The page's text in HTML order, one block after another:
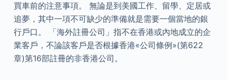
買車前的注意事項。 無論是到美國工作、留學、定居或
追夢，其中一項不可缺少的準備就是需要一個當地的銀
行戶口。 「海外註冊公司」指不在香港或內地成立的企
業客戶，不論該客戶是否根據香港«公司條例»(第622
章)第16部註冊的非香港公司。